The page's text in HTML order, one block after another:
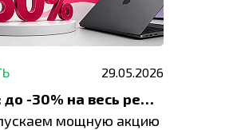
29.05.2026
Акция: до -30% на весь ремонт техники Apple
мощную акцию